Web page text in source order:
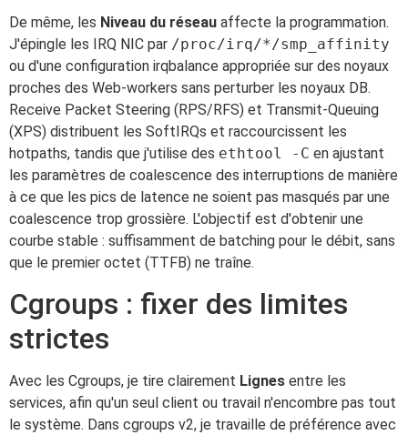
De même, les Niveau du réseau affecte la programmation.
J'épingle les IRQ NIC par /proc/irq/*/smp_affinity
ou d'une configuration irqbalance appropriée sur des noyaux
proches des Web-workers sans perturber les noyaux DB.
Receive Packet Steering (RPS/RFS) et Transmit-Queuing
(XPS) distribuent les SoftIRQs et raccourcissent les
hotpaths, tandis que j'utilise des ethtool -C en ajustant
les paramètres de coalescence des interruptions de manière
à ce que les pics de latence ne soient pas masqués par une
coalescence trop grossière. L'objectif est d'obtenir une
courbe stable : suffisamment de batching pour le débit, sans
que le premier octet (TTFB) ne traîne.
Cgroups : fixer des limites
strictes
Avec les Cgroups, je tire clairement Lignes entre les
services, afin qu'un seul client ou travail n'encombre pas tout
le système. Dans cgroups v2, je travaille de préférence avec